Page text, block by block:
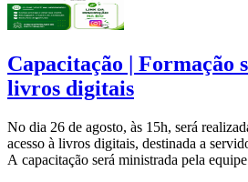
Capacitação | Formação
livros digitais
No dia 26 de agosto, às 15h, será
acesso à livros digitais, destinada a
A capacitação será ministrada pela